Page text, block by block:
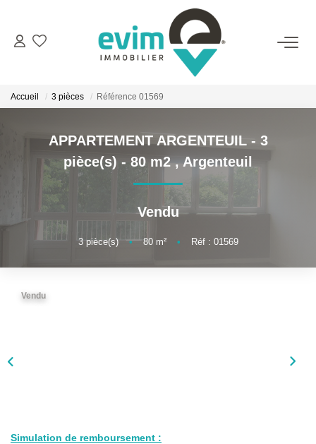
ACHETER
ESTIMER
VENDRE
GESTION
Accueil 3 pièces Référence 01569
APPARTEMENT ARGENTEUIL - 3
pièce(s) - 80 m2,Argenteuil
Vendu
3pièce(s) • 80m² • Réf : 01569
Vendu
Simulation de remboursement :